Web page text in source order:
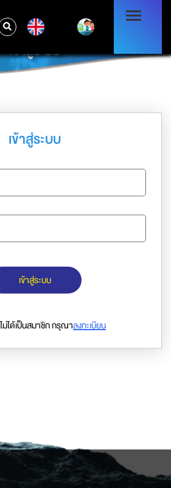
เข้าสู่ระบบ
เข้าสู่ระบบ
เข้าสู่ระบบ
ม่ได้เป็นสมาชิก กรุณาลงทะเบียน